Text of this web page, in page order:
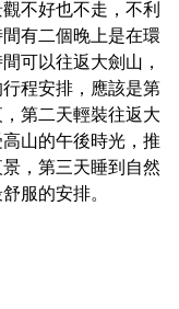
不好也不走，不利
有二個晚上是在環
可以往返大劍山，
程安排，應該是第
第二天輕裝往返大
山的午後時光，推
，第三天睡到自然
服的安排。